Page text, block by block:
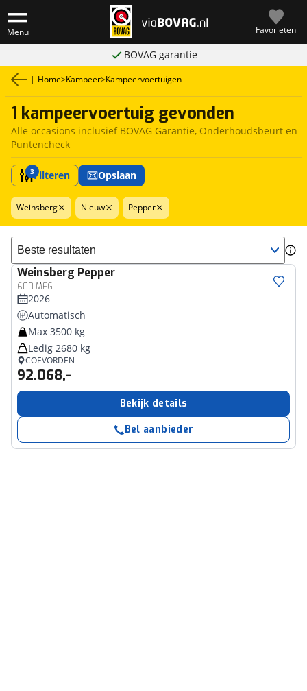
Menu Favorieten
BOVAG garantie
| Home>Kampeer>Kampeervoertuigen
1 kampeervoertuig gevonden
Alle occasions inclusief BOVAG Garantie, Onderhoudsbeurt en
Puntencheck
3Filteren Opslaan
Weinsberg Nieuw Pepper
Sorteer resultaten
Weinsberg Pepper
600 MEG
2026
Automatisch
Max 3500 kg
Ledig 2680 kg
COEVORDEN
92.068,-
Bekijk details
Bel aanbieder